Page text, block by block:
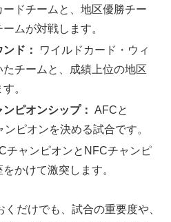
ドチームと、地区優勝チー
ムが対戦します。
ド：
ワイルドカード・ウィ
チームと、成績上位の地区
。
ピオンシップ： AFCと
ピオンを決める試合です。
チャンピオンとNFCチャンピ
かけて激突します。
だけでも、試合の重要度や、